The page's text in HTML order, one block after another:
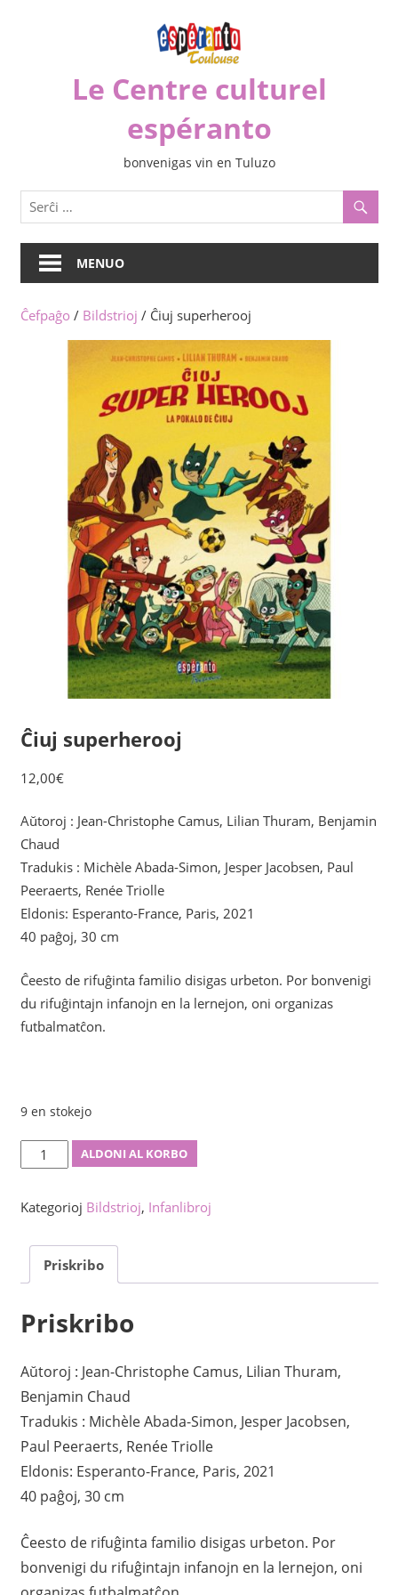
Le Centre culturel
espéranto
bonvenigas vin en Tuluzo
MENUO
Ĉefpaĝo / Bildstrioj / Ĉiuj superherooj
Ĉiuj superherooj
12,00€
Aŭtoroj : Jean-Christophe Camus, Lilian Thuram, Benjamin
Chaud
Tradukis : Michèle Abada-Simon, Jesper Jacobsen, Paul
Peeraerts, Renée Triolle
Eldonis: Esperanto-France, Paris, 2021
40 paĝoj, 30 cm
Ĉeesto de rifuĝinta familio disigas urbeton. Por bonvenigi
du rifuĝintajn infanojn en la lernejon, oni organizas
futbalmatĉon.
9 en stokejo
Ĉiuj
superherooj
ALDONI AL KORBO
Kategorioj Bildstrioj, Infanlibroj
Priskribo
Priskribo
Aŭtoroj : Jean-Christophe Camus, Lilian Thuram,
Benjamin Chaud
Tradukis : Michèle Abada-Simon, Jesper Jacobsen,
Paul Peeraerts, Renée Triolle
Eldonis: Esperanto-France, Paris, 2021
40 paĝoj, 30 cm
Ĉeesto de rifuĝinta familio disigas urbeton. Por
bonvenigi du rifuĝintajn infanojn en la lernejon, oni